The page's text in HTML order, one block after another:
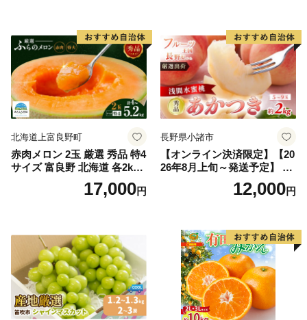
北海道上富良野町
赤肉メロン 2玉 厳選 秀品 特4
サイズ 富良野 北海道 各2kg
～2.6kg 2玉 セット ファーム
富良野 メロン めろん 果物 く
17,000円
長野県小諸市
【オンライン決済限定】【20
26年8月上旬～発送予定】 先
行予約 「浅間水蜜桃プレミ
アム」 もも あかつき 秀品 約
果肉 長野県産 小諸市
12,000円